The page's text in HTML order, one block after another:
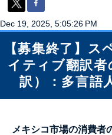
Dec 19, 2025, 5:05:26 PM
【募集終了】
イティブ翻訳
訳）：多言語
メキシコ市場の消費者